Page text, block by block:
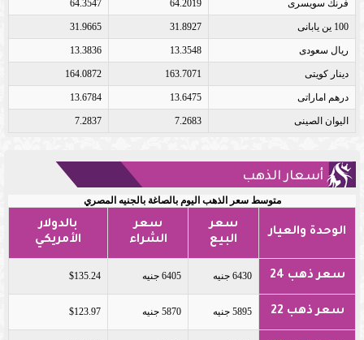
فرنك سويسرى 64.2019
64.3547
100 ين يابانى 31.8927
31.9665
ريال سعودى 13.3548
13.3836
دينار كويتى 163.7071
164.0872
درهم اماراتى 13.6475
13.6784
اليوان الصينى 7.2683
7.2837
أسعار الذهب
متوسط سعر الذهب اليوم بالصاغة بالجنيه المصري
الوحدة والعيار
سعر
البيع
سعر
الشراء
بالدولار
الأمريكي
سعر ذهب 24 6430 جنيه 6405 جنيه $135.24
سعر ذهب 22 5895 جنيه 5870 جنيه $123.97